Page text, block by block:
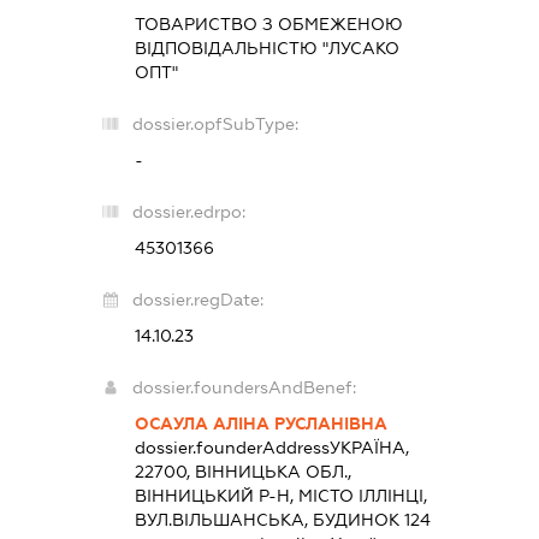
ТОВАРИСТВО З ОБМЕЖЕНОЮ
ВІДПОВІДАЛЬНІСТЮ "ЛУСАКО
ОПТ"
dossier.opfSubType:
-
dossier.edrpo:
45301366
dossier.regDate:
14.10.23
dossier.foundersAndBenef:
ОСАУЛА АЛІНА РУСЛАНІВНА
dossier.founderAddressУКРАЇНА,
22700, ВІННИЦЬКА ОБЛ.,
ВІННИЦЬКИЙ Р-Н, МІСТО ІЛЛІНЦІ,
ВУЛ.ВІЛЬШАНСЬКА, БУДИНОК 124